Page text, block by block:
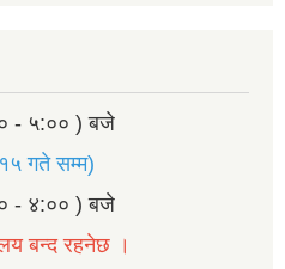
- ५:०० ) बजे
गते सम्म)
- ४:०० ) बजे
बन्द रहनेछ ।